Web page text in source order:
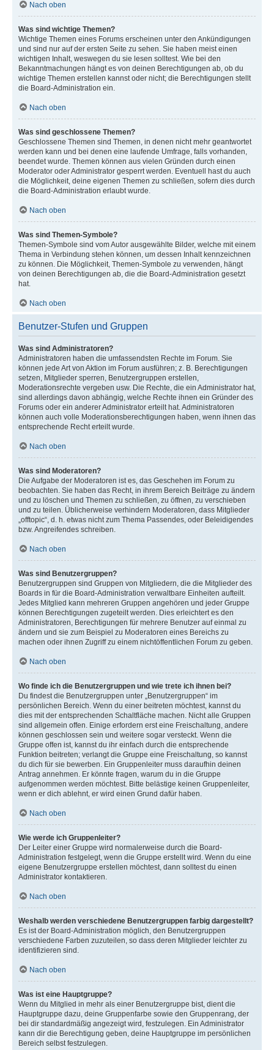
Nach oben
Was sind wichtige Themen?
Wichtige Themen eines Forums erscheinen unter den Ankündigungen
und sind nur auf der ersten Seite zu sehen. Sie haben meist einen
wichtigen Inhalt, weswegen du sie lesen solltest. Wie bei den
Bekanntmachungen hängt es von deinen Berechtigungen ab, ob du
wichtige Themen erstellen kannst oder nicht; die Berechtigungen stellt
die Board-Administration ein.
Nach oben
Was sind geschlossene Themen?
Geschlossene Themen sind Themen, in denen nicht mehr geantwortet
werden kann und bei denen eine laufende Umfrage, falls vorhanden,
beendet wurde. Themen können aus vielen Gründen durch einen
Moderator oder Administrator gesperrt werden. Eventuell hast du auch
die Möglichkeit, deine eigenen Themen zu schließen, sofern dies durch
die Board-Administration erlaubt wurde.
Nach oben
Was sind Themen-Symbole?
Themen-Symbole sind vom Autor ausgewählte Bilder, welche mit einem
Thema in Verbindung stehen können, um dessen Inhalt kennzeichnen
zu können. Die Möglichkeit, Themen-Symbole zu verwenden, hängt
von deinen Berechtigungen ab, die die Board-Administration gesetzt
hat.
Nach oben
Benutzer-Stufen und Gruppen
Was sind Administratoren?
Administratoren haben die umfassendsten Rechte im Forum. Sie
können jede Art von Aktion im Forum ausführen; z. B. Berechtigungen
setzen, Mitglieder sperren, Benutzergruppen erstellen,
Moderationsrechte vergeben usw. Die Rechte, die ein Administrator hat,
sind allerdings davon abhängig, welche Rechte ihnen ein Gründer des
Forums oder ein anderer Administrator erteilt hat. Administratoren
können auch volle Moderationsberechtigungen haben, wenn ihnen das
entsprechende Recht erteilt wurde.
Nach oben
Was sind Moderatoren?
Die Aufgabe der Moderatoren ist es, das Geschehen im Forum zu
beobachten. Sie haben das Recht, in ihrem Bereich Beiträge zu ändern
und zu löschen und Themen zu schließen, zu öffnen, zu verschieben
und zu teilen. Üblicherweise verhindern Moderatoren, dass Mitglieder
„offtopic“, d. h. etwas nicht zum Thema Passendes, oder Beleidigendes
bzw. Angreifendes schreiben.
Nach oben
Was sind Benutzergruppen?
Benutzergruppen sind Gruppen von Mitgliedern, die die Mitglieder des
Boards in für die Board-Administration verwaltbare Einheiten aufteilt.
Jedes Mitglied kann mehreren Gruppen angehören und jeder Gruppe
können Berechtigungen zugeteilt werden. Dies erleichtert es den
Administratoren, Berechtigungen für mehrere Benutzer auf einmal zu
ändern und sie zum Beispiel zu Moderatoren eines Bereichs zu
machen oder ihnen Zugriff zu einem nichtöffentlichen Forum zu geben.
Nach oben
Wo finde ich die Benutzergruppen und wie trete ich ihnen bei?
Du findest die Benutzergruppen unter „Benutzergruppen“ im
persönlichen Bereich. Wenn du einer beitreten möchtest, kannst du
dies mit der entsprechenden Schaltfläche machen. Nicht alle Gruppen
sind allgemein offen. Einige erfordern erst eine Freischaltung, andere
können geschlossen sein und weitere sogar versteckt. Wenn die
Gruppe offen ist, kannst du ihr einfach durch die entsprechende
Funktion beitreten; verlangt die Gruppe eine Freischaltung, so kannst
du dich für sie bewerben. Ein Gruppenleiter muss daraufhin deinen
Antrag annehmen. Er könnte fragen, warum du in die Gruppe
aufgenommen werden möchtest. Bitte belästige keinen Gruppenleiter,
wenn er dich ablehnt, er wird einen Grund dafür haben.
Nach oben
Wie werde ich Gruppenleiter?
Der Leiter einer Gruppe wird normalerweise durch die Board-
Administration festgelegt, wenn die Gruppe erstellt wird. Wenn du eine
eigene Benutzergruppe erstellen möchtest, dann solltest du einen
Administrator kontaktieren.
Nach oben
Weshalb werden verschiedene Benutzergruppen farbig dargestellt?
Es ist der Board-Administration möglich, den Benutzergruppen
verschiedene Farben zuzuteilen, so dass deren Mitglieder leichter zu
identifizieren sind.
Nach oben
Was ist eine Hauptgruppe?
Wenn du Mitglied in mehr als einer Benutzergruppe bist, dient die
Hauptgruppe dazu, deine Gruppenfarbe sowie den Gruppenrang, der
bei dir standardmäßig angezeigt wird, festzulegen. Ein Administrator
kann dir die Berechtigung geben, deine Hauptgruppe im persönlichen
Bereich selbst festzulegen.